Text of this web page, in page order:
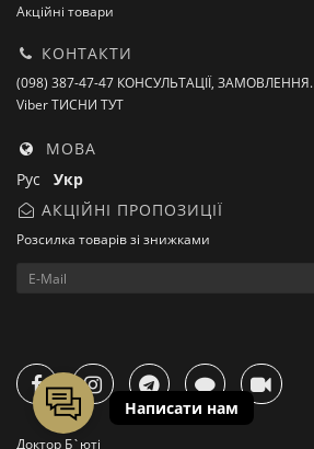
Акційні товари
КОНТАКТИ
(098) 387-47-47 КОНСУЛЬТАЦІЇ, ЗАМОВЛЕННЯ.
Viber ТИСНИ ТУТ
МОВА
Рус Укр
АКЦІЙНІ ПРОПОЗИЦІЇ
Розсилка товарів зі знижками
Доктор Б`юті